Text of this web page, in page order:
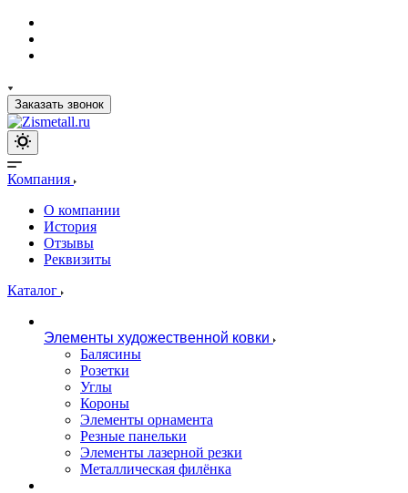
Заказать звонок
Компания
О компании
История
Отзывы
Реквизиты
Каталог
Элементы художественной ковки
Балясины
Розетки
Углы
Короны
Элементы орнамента
Резные панельки
Элементы лазерной резки
Металлическая филёнка